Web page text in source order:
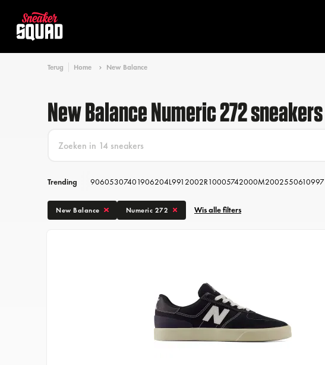
Terug Home New Balance
New Balance Numeric 272 sneakers
Trending 90605307401906204L991 2002R10005742000M2002550610997
New Balance Numeric 272 Wis alle filters